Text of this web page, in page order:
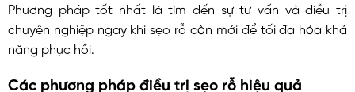
Phương pháp tốt nhất là tìm đến sự tư vấn và điều trị
chuyên nghiệp ngay khi sẹo rỗ còn mới để tối đa hóa khả
năng phục hồi.
Các phương pháp điều trị sẹo rỗ hiệu quả